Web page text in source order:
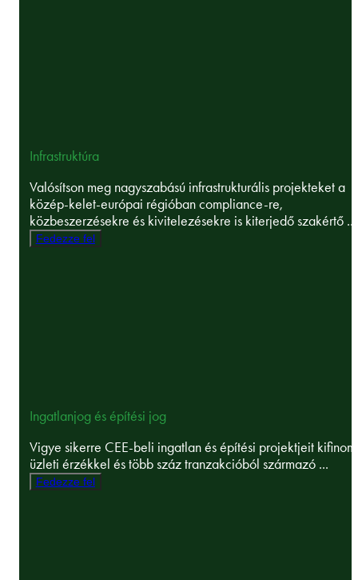
Infrastruktúra
Valósítson meg nagyszabású infrastrukturális projekteket a
közép-kelet-európai régióban compliance-re,
közbeszerzésekre és kivitelezésekre is kiterjedő szakértő ...
Fedezze fel
Ingatlanjog és építési jog
Vigye sikerre CEE-beli ingatlan és építési projektjeit
üzleti érzékkel és több száz tranzakcióból származó ...
Fedezze fel